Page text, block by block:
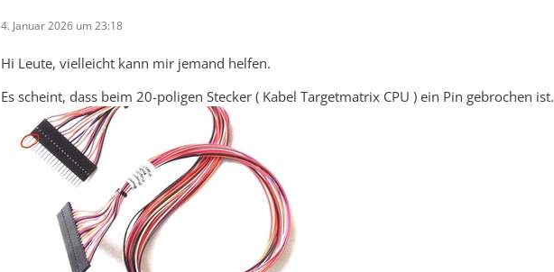
4. Januar 2026 um 23:18
Hi Leute, vielleicht kann mir jemand helfen.
Es scheint, dass beim 20-poligen Stecker ( Kabel Targetmatrix CPU ) ein Pin gebrochen ist.